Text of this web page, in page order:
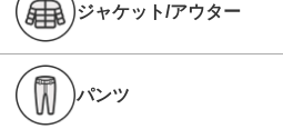
ジャケット/アウター
パンツ